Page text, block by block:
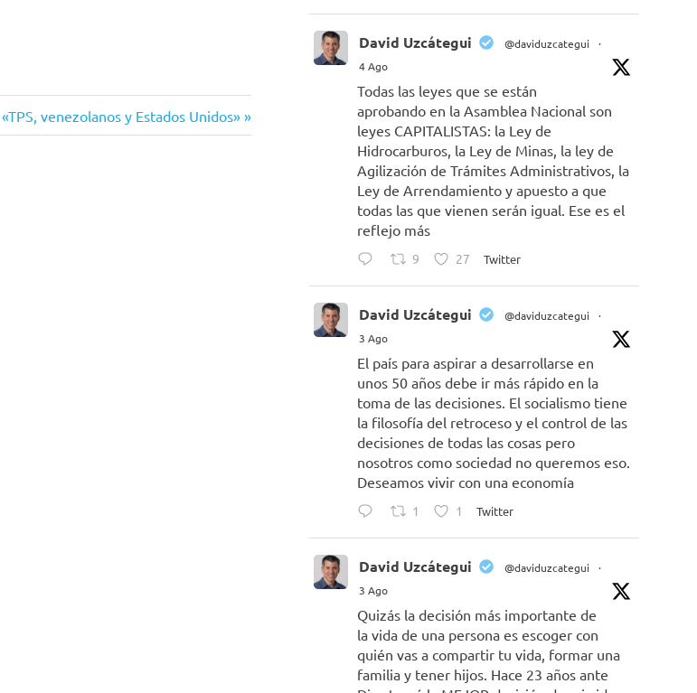
Siguiente
entrada:
«TPS, venezolanos y Estados Unidos»
David Uzcátegui @daviduzcategui
·
4 Ago
Todas las leyes que se están
aprobando en la Asamblea Nacional son
leyes CAPITALISTAS: la Ley de
Hidrocarburos, la Ley de Minas, la ley de
Agilización de Trámites Administrativos, la
Ley de Arrendamiento y apuesto a que
todas las que vienen serán igual. Ese es el
reflejo más
9 27 Twitter
David Uzcátegui @daviduzcategui
·
3 Ago
El país para aspirar a desarrollarse en
unos 50 años debe ir más rápido en la
toma de las decisiones. El socialismo tiene
la filosofía del retroceso y el control de las
decisiones de todas las cosas pero
nosotros como sociedad no queremos eso.
Deseamos vivir con una economía
1 1 Twitter
David Uzcátegui @daviduzcategui
·
3 Ago
Quizás la decisión más importante de
la vida de una persona es escoger con
quién vas a compartir tu vida, formar una
familia y tener hijos. Hace 23 años ante